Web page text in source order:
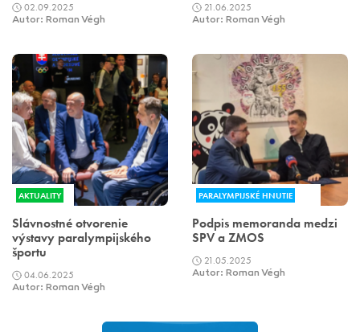
02.09.2025
Autor: Roman Végh
21.06.2025
Autor: Roman Végh
AKTUALITY
Slávnostné otvorenie
výstavy paralympijského
športu
04.06.2025
Autor: Roman Végh
PARALYMPIJSKÉ HNUTIE
Podpis memoranda medzi
SPV a ZMOS
21.05.2025
Autor: Roman Végh